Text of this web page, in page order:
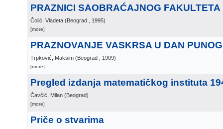
PRAZNICI SAOBRAĆAJNOG FAKULTETA
Čolić, Vladeta (Beograd , 1995)
[more]
PRAZNOVANJE VASKRSA U DAN
Trpković, Maksim (Beograd , 1909)
[more]
Pregled izdanja matematičkog instituta
Čavčić, Milan (Beograd)
[more]
Priče o stvarima